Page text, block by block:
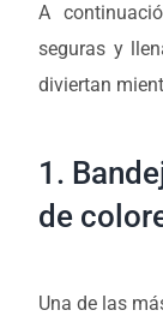
A
seguras y
diviertan
1.
de
Una de las